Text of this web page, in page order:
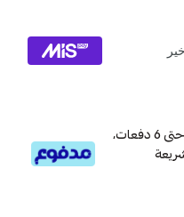
قسم دفعاتك بطريقة ميسرة إلى 4 وحتى 6 دفعات،